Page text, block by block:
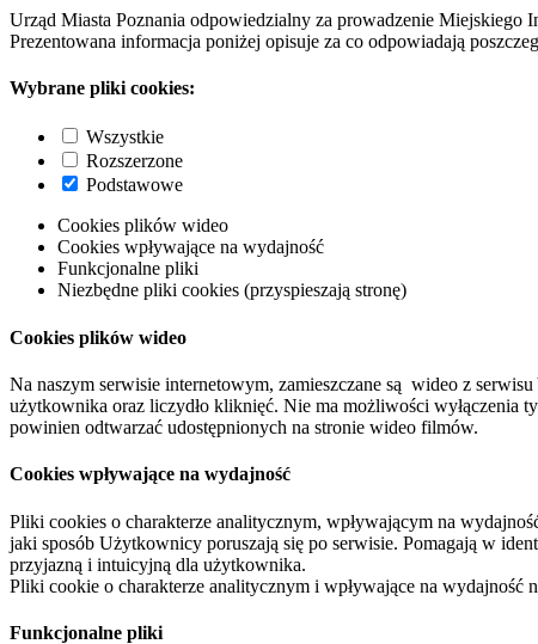
Urząd Miasta Poznania odpowiedzialny za prowadzenie Miejskiego
Prezentowana informacja poniżej opisuje za co odpowiadają
Wybrane pliki cookies:
Wszystkie
Rozszerzone
Podstawowe
Cookies plików wideo
Cookies wpływające na wydajność
Funkcjonalne pliki
Niezbędne pliki cookies (przyspieszają stronę)
Cookies plików wideo
Na naszym serwisie internetowym, zamieszczane są wideo z
użytkownika oraz liczydło kliknięć. Nie ma możliwości wyłączenia
powinien odtwarzać udostępnionych na stronie wideo filmów.
Cookies wpływające na wydajność
Pliki cookies o charakterze analitycznym, wpływającym na
jaki sposób Użytkownicy poruszają się po serwisie. Pomagają w
przyjazną i intuicyjną dla użytkownika.
Pliki cookie o charakterze analitycznym i wpływające na
Funkcjonalne pliki